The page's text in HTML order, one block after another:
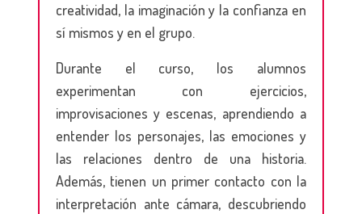
creatividad, la imaginación y la confianza en
sí mismos y en el grupo.
Durante el curso, los alumnos
experimentan con ejercicios,
improvisaciones y escenas, aprendiendo a
entender los personajes, las emociones y
las relaciones dentro de una historia.
Además, tienen un primer contacto con la
interpretación ante cámara, descubriendo